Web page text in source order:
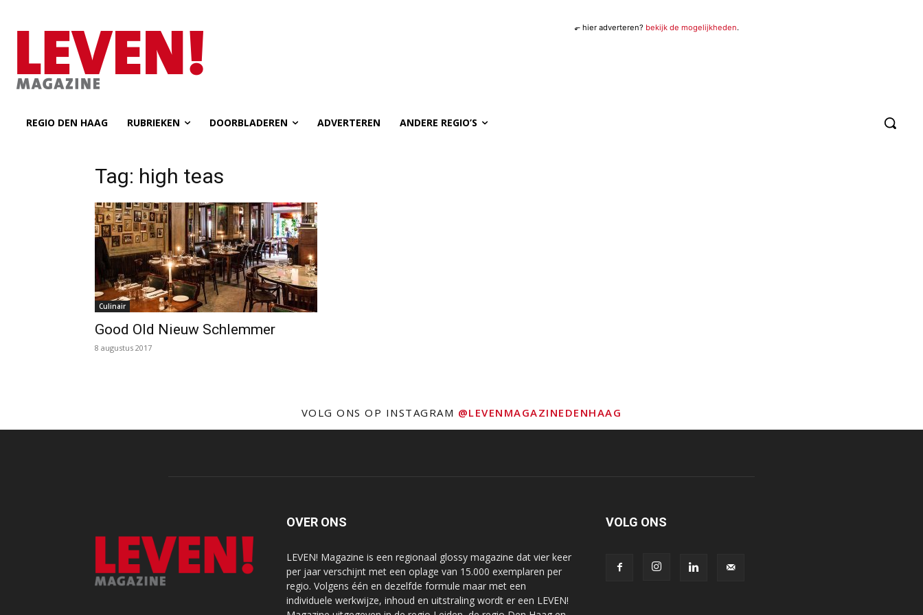
⬐ hier adverteren? bekijk de mogelijkheden.
REGIO DEN HAAG RUBRIEKEN DOORBLADEREN ADVERTEREN ANDERE REGIO’S
Tag: high teas
Culinair
Good Old Nieuw Schlemmer
8 augustus 2017
VOLG ONS OP INSTAGRAM @LEVENMAGAZINEDENHAAG
OVER ONS
LEVEN! Magazine is een regionaal glossy magazine dat vier keer
per jaar verschijnt met een oplage van 15.000 exemplaren per
regio. Volgens één en dezelfde formule maar met een
individuele werkwijze, inhoud en uitstraling wordt er een LEVEN!
VOLG ONS